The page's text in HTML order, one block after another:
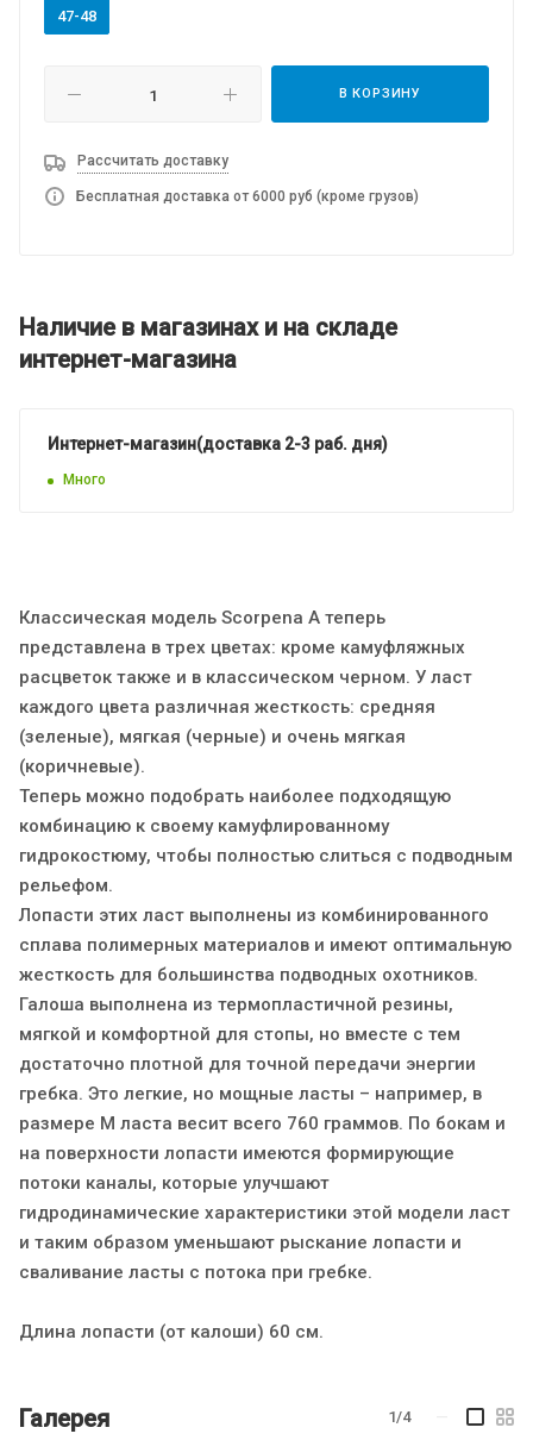
47-48
В КОРЗИНУ
Рассчитать доставку
Бесплатная доставка от 6000 руб (кроме грузов)
Наличие в магазинах и на складе
интернет-магазина
Интернет-магазин(доставка 2-3 раб. дня)
Много
Классическая модель Scorpena A теперь
представлена в трех цветах: кроме камуфляжных
расцветок также и в классическом черном. У ласт
каждого цвета различная жесткость: средняя
(зеленые), мягкая (черные) и очень мягкая
(коричневые).
Теперь можно подобрать наиболее подходящую
комбинацию к своему камуфлированному
гидрокостюму, чтобы полностью слиться с подводным
рельефом.
Лопасти этих ласт выполнены из комбинированного
сплава полимерных материалов и имеют оптимальную
жесткость для большинства подводных охотников.
Галоша выполнена из термопластичной резины,
мягкой и комфортной для стопы, но вместе с тем
достаточно плотной для точной передачи энергии
гребка. Это легкие, но мощные ласты – например, в
размере М ласта весит всего 760 граммов. По бокам и
на поверхности лопасти имеются формирующие
потоки каналы, которые улучшают
гидродинамические характеристики этой модели ласт
и таким образом уменьшают рыскание лопасти и
сваливание ласты с потока при гребке.
Длина лопасти (от калоши) 60 см.
Галерея 1/4